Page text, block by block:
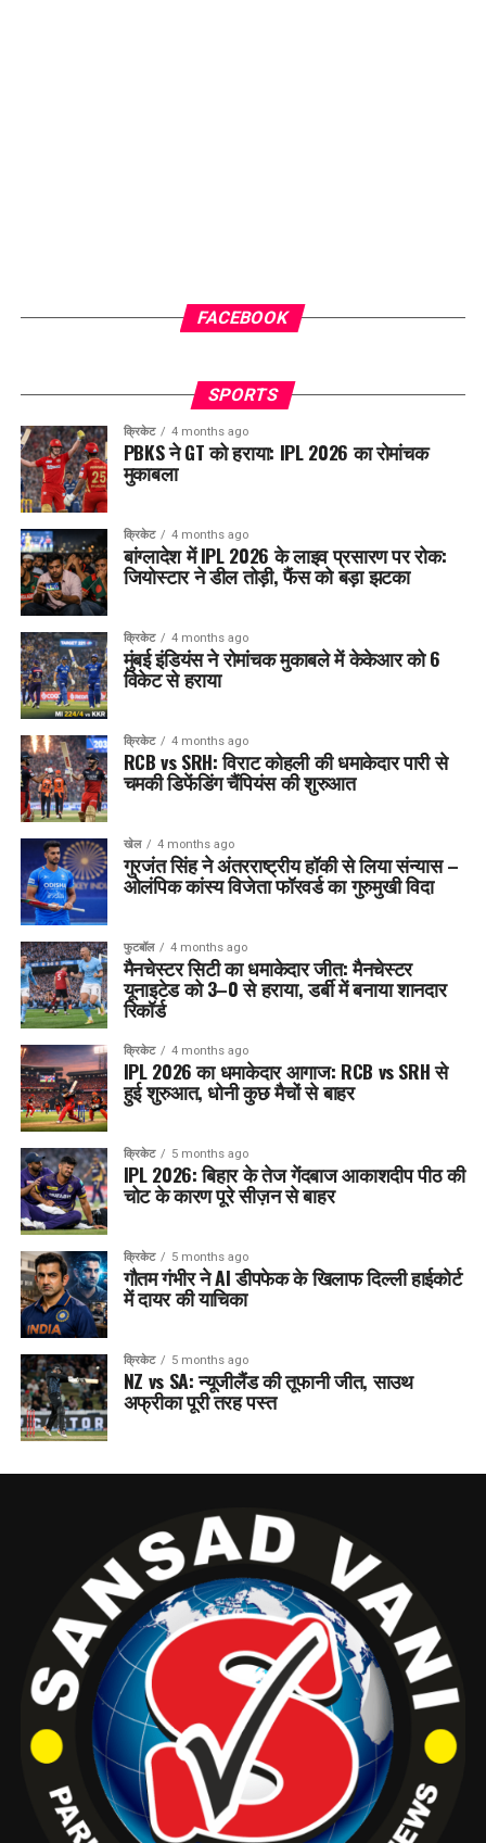
FACEBOOK
SPORTS
क्रिकेट 4 months ago
PBKS ने GT को हराया: IPL 2026 का रोमांचक
मुकाबला
क्रिकेट 4 months ago
बांग्लादेश में IPL 2026 के लाइव प्रसारण पर रोक:
जियोस्टार ने डील तोड़ी, फैंस को बड़ा झटका
क्रिकेट 4 months ago
मुंबई इंडियंस ने रोमांचक मुकाबले में केकेआर को 6
विकेट से हराया
क्रिकेट 4 months ago
RCB vs SRH: विराट कोहली की धमाकेदार पारी से
चमकी डिफेंडिंग चैंपियंस की शुरुआत
खेल 4 months ago
गुरजंत सिंह ने अंतरराष्ट्रीय हॉकी से लिया संन्यास –
ओलंपिक कांस्य विजेता फॉरवर्ड का गुरुमुखी विदा
फुटबॉल 4 months ago
मैनचेस्टर सिटी का धमाकेदार जीत: मैनचेस्टर
यूनाइटेड को 3–0 से हराया, डर्बी में बनाया शानदार
रिकॉर्ड
क्रिकेट 4 months ago
IPL 2026 का धमाकेदार आगाज: RCB vs SRH से
हुई शुरुआत, धोनी कुछ मैचों से बाहर
क्रिकेट 5 months ago
IPL 2026: बिहार के तेज गेंदबाज आकाशदीप पीठ की
चोट के कारण पूरे सीज़न से बाहर
क्रिकेट 5 months ago
गौतम गंभीर ने AI डीपफेक के खिलाफ दिल्ली हाईकोर्ट
में दायर की याचिका
क्रिकेट 5 months ago
NZ vs SA: न्यूजीलैंड की तूफानी जीत, साउथ
अफ्रीका पूरी तरह पस्त